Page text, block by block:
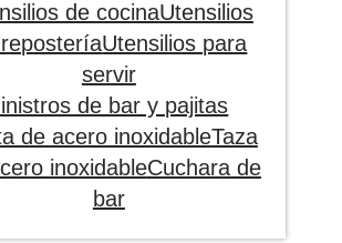
de cocinaUtensilios
Utensilios para
servir
de bar y pajitas
de acero inoxidableTaza
inoxidableCuchara de
bar